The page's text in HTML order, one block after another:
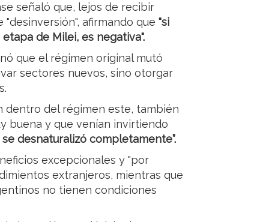
señaló que, lejos de recibir
afirmando que "si
de Milei, es negativa".
que el régimen original mutó
sectores nuevos, sino otorgar
dentro del régimen este, también
buena y que venían invirtiendo
se desnaturalizó completamente”.
excepcionales y "por
extranjeros, mientras que
no tienen condiciones